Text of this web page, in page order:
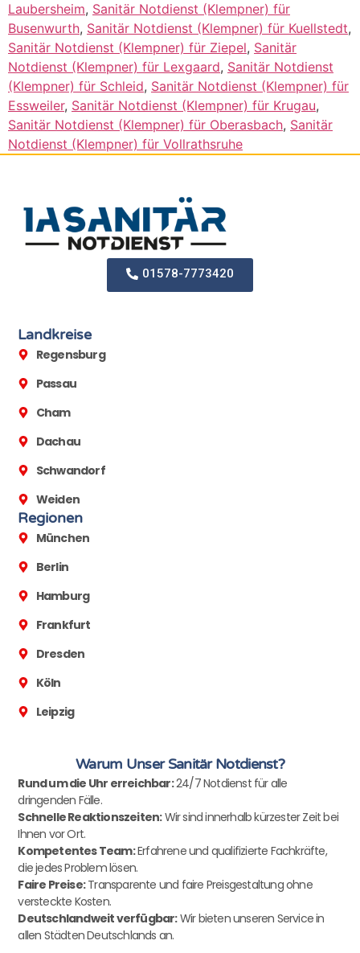
Laubersheim, Sanitär Notdienst (Klempner) für
Busenwurth, Sanitär Notdienst (Klempner) für Kuellstedt,
Sanitär Notdienst (Klempner) für Ziepel, Sanitär
Notdienst (Klempner) für Lexgaard, Sanitär Notdienst
(Klempner) für Schleid, Sanitär Notdienst (Klempner) für
Essweiler, Sanitär Notdienst (Klempner) für Krugau,
Sanitär Notdienst (Klempner) für Oberasbach, Sanitär
Notdienst (Klempner) für Vollrathsruhe
01578-7773420
Landkreise
Regensburg
Passau
Cham
Dachau
Schwandorf
Weiden
Regionen
München
Berlin
Hamburg
Frankfurt
Dresden
Köln
Leipzig
Warum Unser Sanitär Notdienst?
Rund um die Uhr erreichbar:24/7 Notdienst für alle
dringenden Fälle.
Schnelle Reaktionszeiten:Wir sind innerhalb kürzester Zeit bei
Ihnen vor Ort.
Kompetentes Team:Erfahrene und qualifizierte Fachkräfte,
die jedes Problem lösen.
Faire Preise:Transparente und faire Preisgestaltung ohne
versteckte Kosten.
Deutschlandweit verfügbar:Wir bieten unseren Service in
allen Städten Deutschlands an.